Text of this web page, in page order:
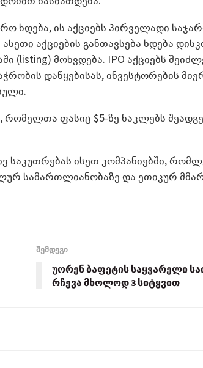
ხდება, ის აქციებს პირველადი
აქციების განთავსება ხდება
(listing) მოხვდება. IPO აქციებს
დაწყებისას, ინვესტორების
რომელთა ფასიც $5-ზე ნაკლებს
ისეთ კომპანიებში,
სამართლიანობაზე და ეთიკურ
შემდეგი
უორენ ბაფეტის საყვარელი
რჩევა მხოლოდ 3 სიტყვით